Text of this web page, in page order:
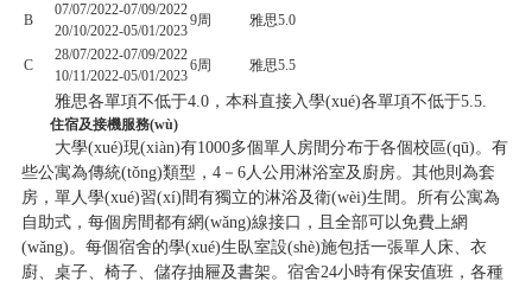
B
07/07/2022-07/09/2022
20/10/2022-05/01/2023
9周 雅思5.0
C
28/07/2022-07/09/2022
10/11/2022-05/01/2023
6周 雅思5.5
雅思各單項不低于4.0，本科直接入學(xué)各單項不低于5.5.
住宿及接機服務(wù)
大學(xué)現(xiàn)有1000多個單人房間分布于各個校區(qū)。有
些公寓為傳統(tǒng)類型，4－6人公用淋浴室及廚房。其他則為套
房，單人學(xué)習(xí)間有獨立的淋浴及衛(wèi)生間。所有公寓為
自助式，每個房間都有網(wǎng)線接口，且全部可以免費上網
(wǎng)。每個宿舍的學(xué)生臥室設(shè)施包括一張單人床、衣
廚、桌子、椅子、儲存抽屜及書架。宿舍24小時有保安值班，各種